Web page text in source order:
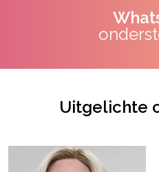
Uitgelichte